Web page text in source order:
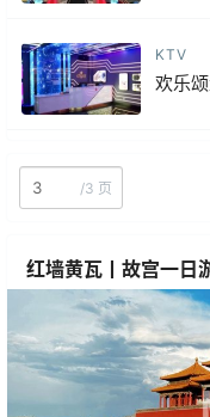
KTV
欢乐
/3 页
红墙黄瓦丨故宫一日